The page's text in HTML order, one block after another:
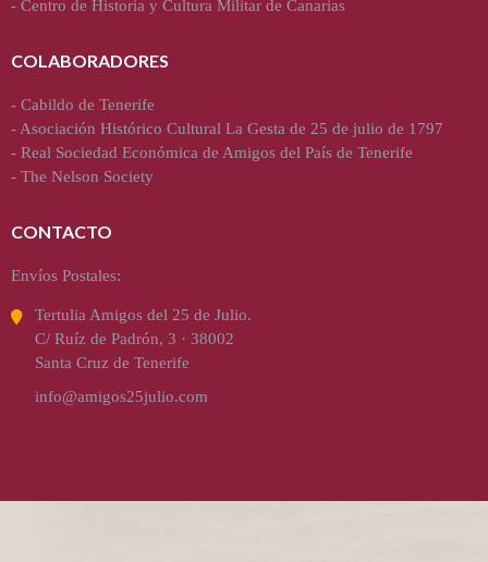
- Centro de Historia y Cultura Militar de Canarias
COLABORADORES
- Cabildo de Tenerife
- Asociación Histórico Cultural La Gesta de 25 de julio de 1797
- Real Sociedad Económica de Amigos del País de Tenerife
- The Nelson Society
CONTACTO
Envíos Postales:
Tertulia Amigos del 25 de Julio.
C/ Ruíz de Padrón, 3 · 38002
Santa Cruz de Tenerife
info@amigos25julio.com